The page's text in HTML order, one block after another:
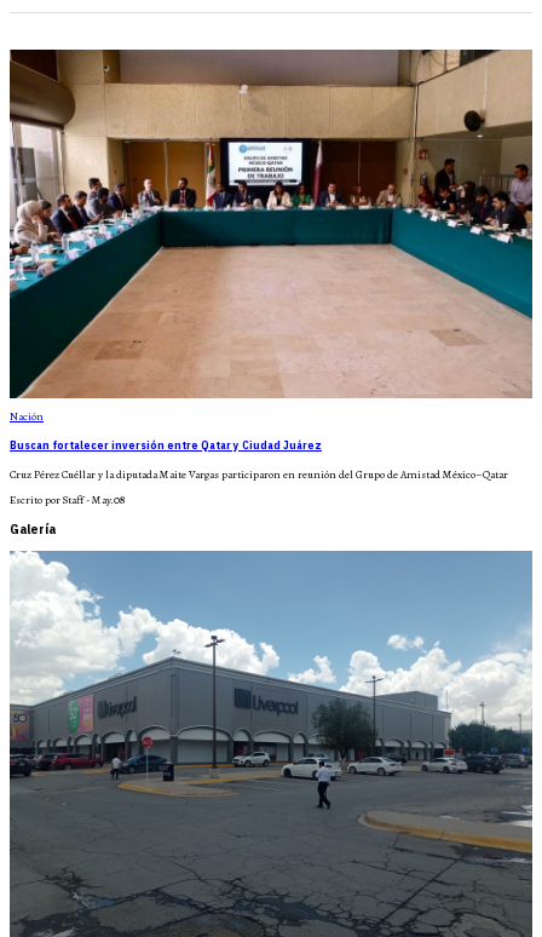
Nación
Buscan fortalecer inversión entre Qatar y Ciudad Juárez
Cruz Pérez Cuéllar y la diputada Maite Vargas participaron en reunión del Grupo de Amistad México–Qatar
Escrito por Staff - May.08
Galería